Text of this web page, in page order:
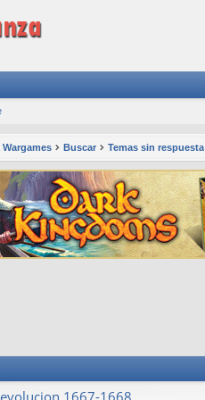
Buscar Temas sin respuesta